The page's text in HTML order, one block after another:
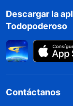
carga de
testimoniode
de
que no
cumpliendo.
Descargar la
Todopoderoso
Contáctanos